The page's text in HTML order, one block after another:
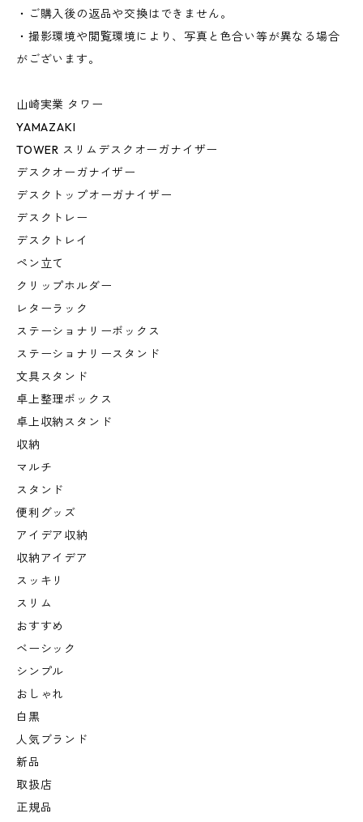
・ご購入後の返品や交換はできません。
・撮影環境や閲覧環境により、写真と色合い等が異なる場合
がございます。
山崎実業 タワー
YAMAZAKI
TOWER スリムデスクオーガナイザー
デスクオーガナイザー
デスクトップオーガナイザー
デスクトレー
デスクトレイ
ペン立て
クリップホルダー
レターラック
ステーショナリーボックス
ステーショナリースタンド
文具スタンド
卓上整理ボックス
卓上収納スタンド
収納
マルチ
スタンド
便利グッズ
アイデア収納
収納アイデア
スッキリ
スリム
おすすめ
ベーシック
シンプル
おしゃれ
白黒
人気ブランド
新品
取扱店
正規品